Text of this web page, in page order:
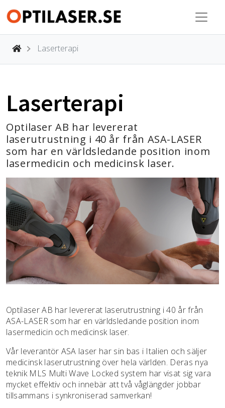
Laserterapi
Laserterapi
Optilaser AB har levererat
laserutrustning i 40 år från ASA-LASER
som har en världsledande position inom
lasermedicin och medicinsk laser.
Optilaser AB har levererat laserutrustning i 40 år från
ASA-LASER som har en världsledande position inom
lasermedicin och medicinsk laser.
Vår leverantör ASA laser har sin bas i Italien och säljer
medicinsk laserutrustning över hela världen. Deras nya
teknik MLS Multi Wave Locked system har visat sig vara
mycket effektiv och innebär att två våglängder jobbar
tillsammans i synkroniserad samverkan!